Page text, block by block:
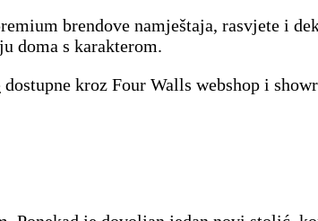
brendove namještaja, rasvjete i
doma s karakterom.
dostupne kroz Four Walls webshop i